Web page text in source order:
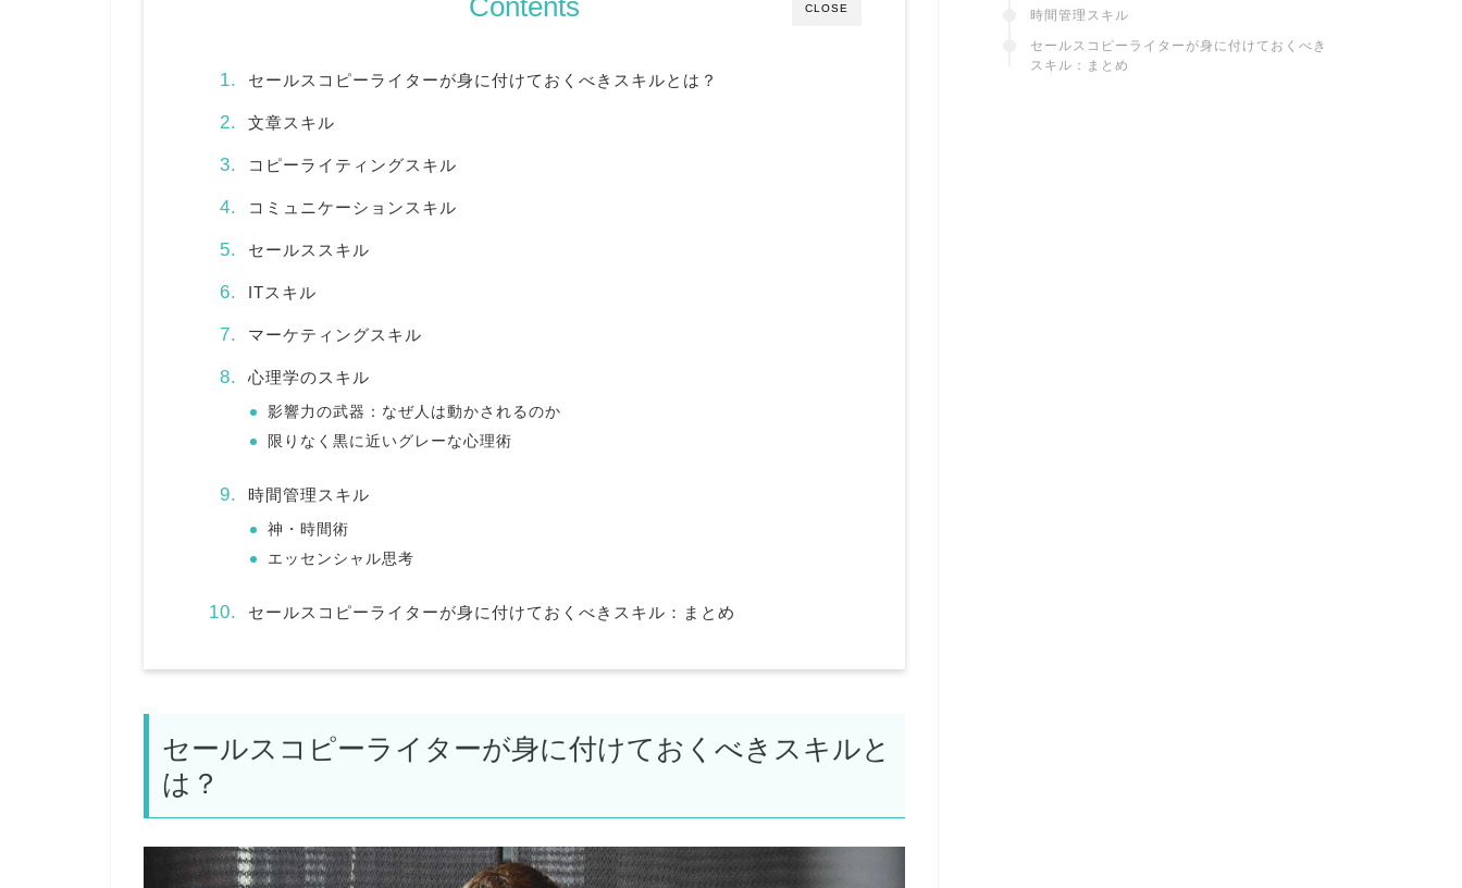
CLOSE
セールスコピーライターが身に付けておくべきスキルとは？
文章スキル
コピーライティングスキル
コミュニケーションスキル
セールススキル
ITスキル
マーケティングスキル
心理学のスキル
影響力の武器：なぜ人は動かされるのか
限りなく黒に近いグレーな心理術
時間管理スキル
神・時間術
エッセンシャル思考
セールスコピーライターが身に付けておくべきスキル：まとめ
セールスコピーライターが身に付けておくべきスキルと
は？
時間管理スキル
セールスコピーライターが身に付けておくべき
スキル：まとめ